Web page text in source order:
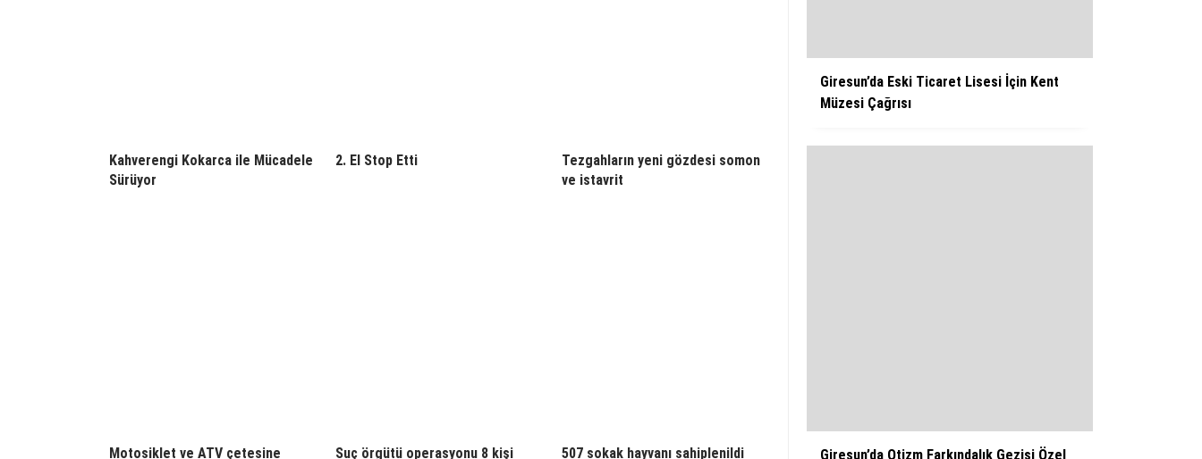
Kahverengi Kokarca ile Mücadele
Sürüyor
2. El Stop Etti
Tezgahların yeni gözdesi somon
ve istavrit
Motosiklet ve ATV çetesine
Suç örgütü operasyonu 8 kişi
507 sokak hayvanı sahiplenildi
Giresun’da Eski Ticaret Lisesi İçin Kent
Müzesi Çağrısı
Giresun’da Otizm Farkındalık Gezisi Özel